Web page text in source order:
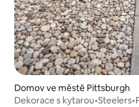
Domov ve městě Pittsburgh
Dekorace s